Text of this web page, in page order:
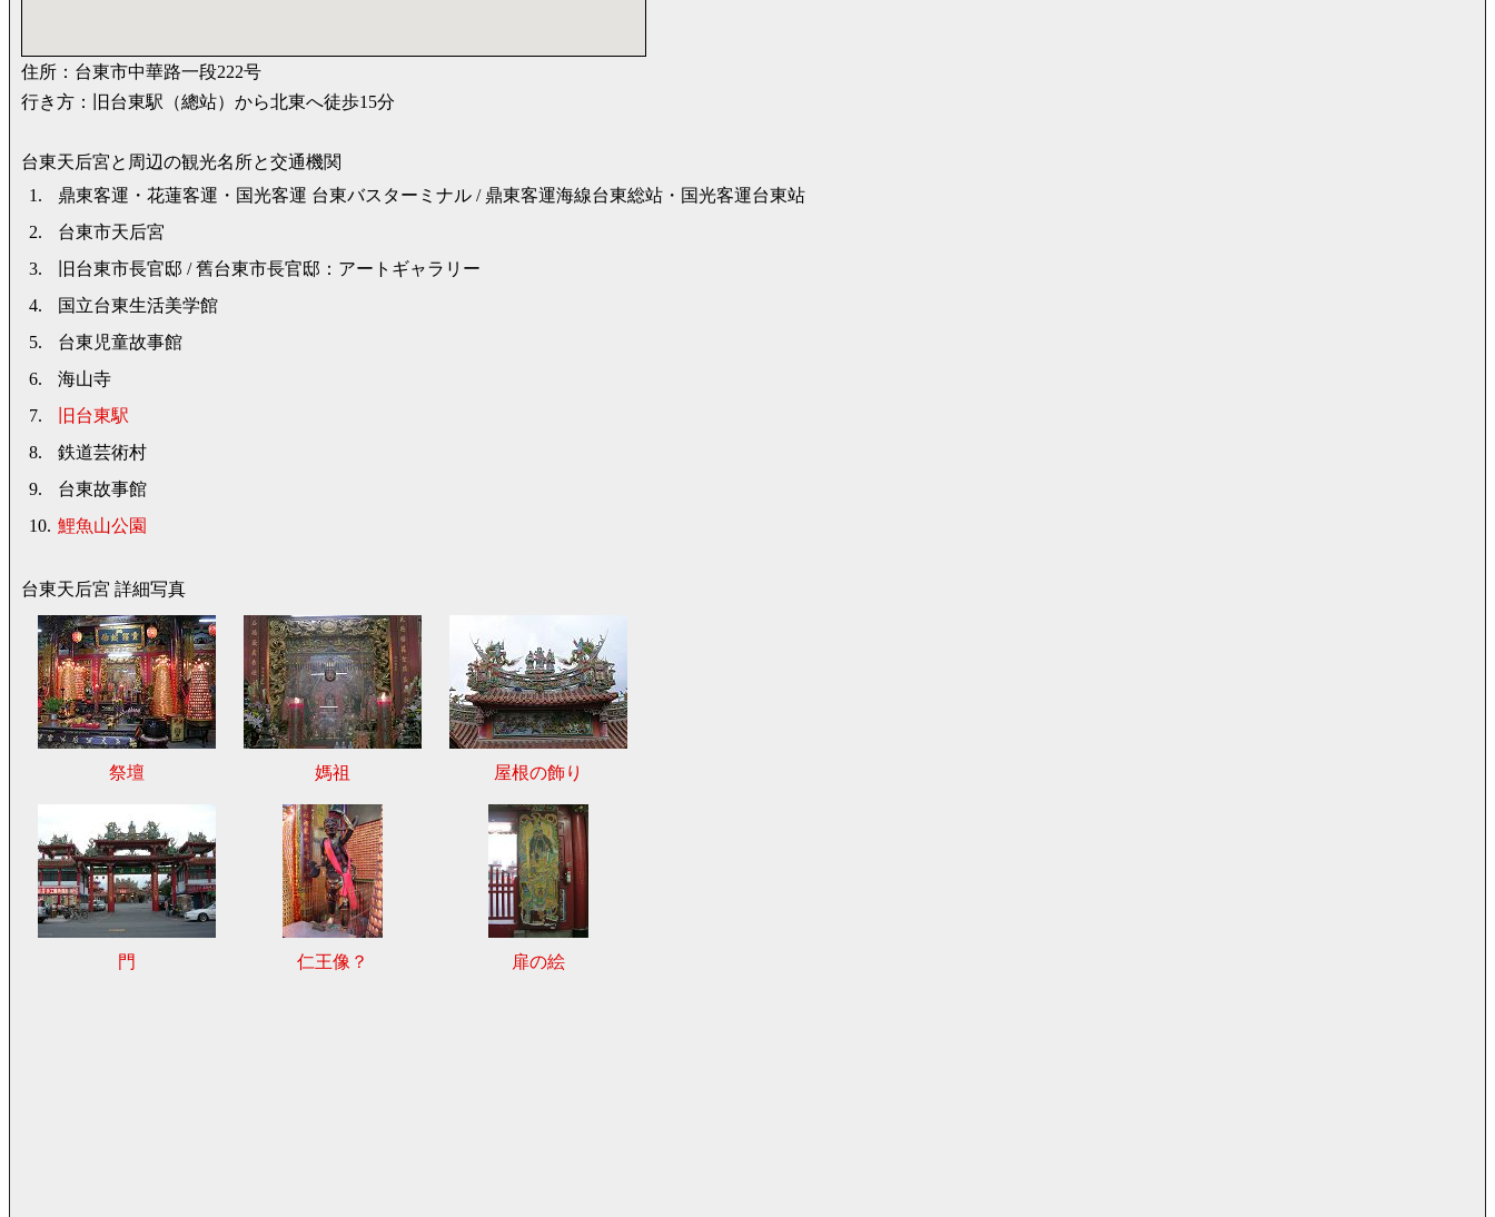
住所：台東市中華路一段222号
行き方：旧台東駅（總站）から北東へ徒歩15分
台東天后宮と周辺の観光名所と交通機関
1.
鼎東客運・花蓮客運・国光客運 台東バスターミナル / 鼎東客運海線台東総站・国光客運台東站
2.
台東市天后宮
3.
旧台東市長官邸 / 舊台東市長官邸：アートギャラリー
4.
国立台東生活美学館
5.
台東児童故事館
6.
海山寺
7.
旧台東駅
8.
鉄道芸術村
9.
台東故事館
10. 鯉魚山公園
台東天后宮 詳細写真
祭壇 媽祖 屋根の飾り
門 仁王像？ 扉の絵